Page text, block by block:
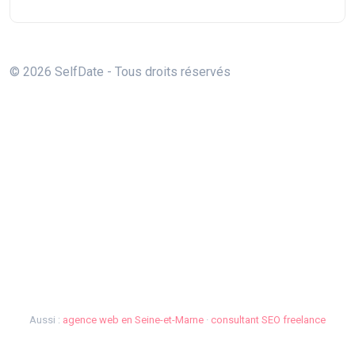
© 2026 SelfDate - Tous droits réservés
Aussi : agence web en Seine-et-Marne · consultant SEO freelance